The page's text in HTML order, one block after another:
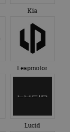
Kia
Leapmotor
Lucid